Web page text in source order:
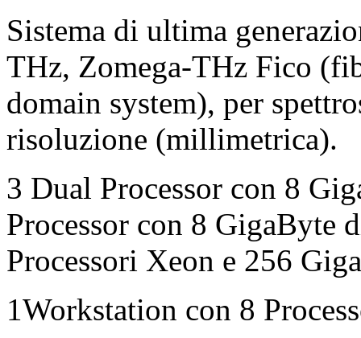
Sistema di ultima
THz, Zomega-THz Fico
domain system), per
risoluzione (millimetrica).
3 Dual Processor con 8
Processor con 8 GigaByte
Processori Xeon e 256
1Workstation con 8